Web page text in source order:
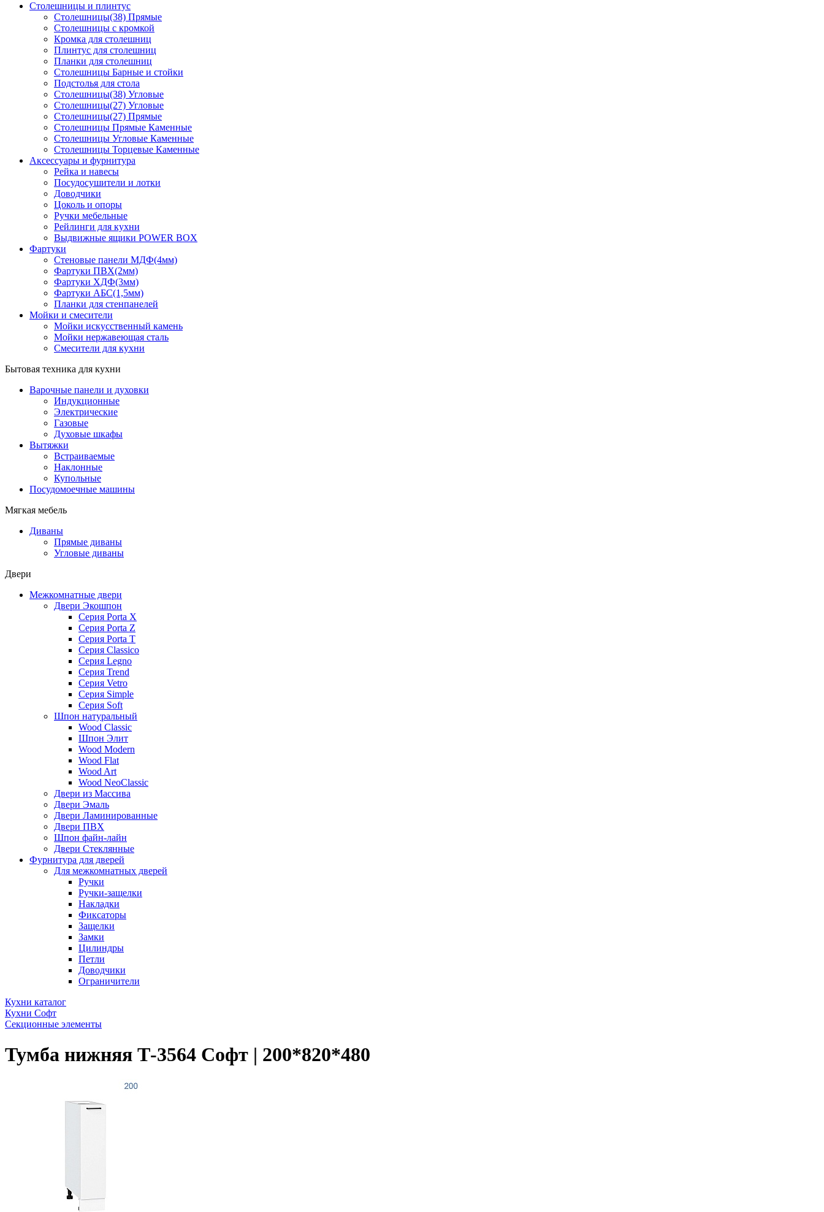
Столешницы и плинтус
Столешницы(38) Прямые
Столешницы с кромкой
Кромка для столешниц
Плинтус для столешниц
Планки для столешниц
Столешницы Барные и стойки
Подстолья для стола
Столешницы(38) Угловые
Столешницы(27) Угловые
Столешницы(27) Прямые
Столешницы Прямые Каменные
Столешницы Угловые Каменные
Столешницы Торцевые Каменные
Аксессуары и фурнитура
Рейка и навесы
Посудосушители и лотки
Доводчики
Цоколь и опоры
Ручки мебельные
Рейлинги для кухни
Выдвижные ящики POWER BOX
Фартуки
Стеновые панели МДФ(4мм)
Фартуки ПВХ(2мм)
Фартуки ХДФ(3мм)
Фартуки АБС(1,5мм)
Планки для стенпанелей
Мойки и смесители
Мойки искусственный камень
Мойки нержавеющая сталь
Смесители для кухни
Бытовая техника для кухни
Варочные панели и духовки
Индукционные
Электрические
Газовые
Духовые шкафы
Вытяжки
Встраиваемые
Наклонные
Купольные
Посудомоечные машины
Мягкая мебель
Диваны
Прямые диваны
Угловые диваны
Двери
Межкомнатные двери
Двери Экошпон
Серия Porta X
Серия Porta Z
Серия Porta T
Серия Classico
Серия Legno
Серия Trend
Серия Vetro
Серия Simple
Серия Soft
Шпон натуральный
Wood Classic
Шпон Элит
Wood Modern
Wood Flat
Wood Art
Wood NeoClassic
Двери из Массива
Двери Эмаль
Двери Ламинированные
Двери ПВХ
Шпон файн-лайн
Двери Стеклянные
Фурнитура для дверей
Для межкомнатных дверей
Ручки
Ручки-защелки
Накладки
Фиксаторы
Защелки
Замки
Цилиндры
Петли
Доводчики
Ограничители
Кухни каталог
Кухни Софт
Секционные элементы
Тумба нижняя Т-3564 Софт | 200*820*480